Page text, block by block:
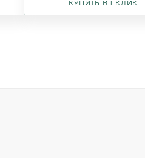
КУПИТЬ В 1 КЛИК